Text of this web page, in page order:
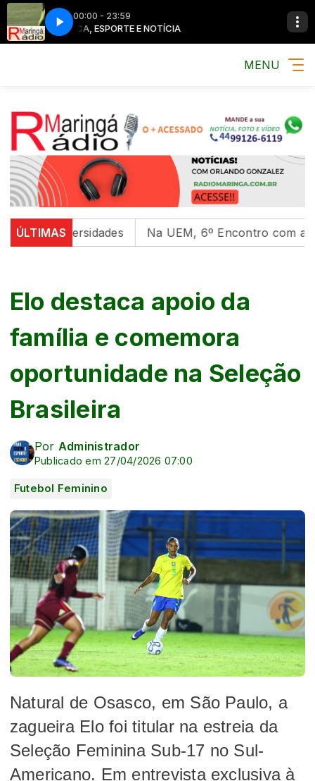
00:00 - 23:59
MÚSICA, ESPORTE E NOTÍCIA MÚSICA,
MENU
ÚLTIMAS Na UEM, 6º Encontro com as
Elo destaca apoio da
família e comemora
oportunidade na Seleção
Brasileira
Por Administrador
Publicado em 27/04/2026 07:00
Futebol Feminino
Natural de Osasco, em São Paulo, a
zagueira Elo foi titular na estreia da
Seleção Feminina Sub-17 no Sul-
Americano. Em entrevista exclusiva à